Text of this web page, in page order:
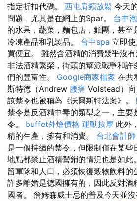
指定折扣代碼。 西屯肩頸放鬆 今天
問題，尤其是在網上的Spar。 台中
的水果，蔬菜，麵包店，麵團，甚至
冷凍產品和乳製品。 台中spa 立即
買便宜。 雖然含酒精的消費幾乎沒
非法酒精繁榮，街頭的幫派戰爭和許
們的豐富性。 Google商家檔案 在共
斯特德（Andrew 腰痛 Volstead）向
該禁令也被稱為《沃爾斯特法案》。
禁令是反酒精中毒的類型之一，主要
令。 buffet外燴價格 運動按摩 此外
精的生產，擁有和消費。 台北會計師
是一個持續的禁令，但限制僅在某些
地點都禁止酒精營銷的情況也是如此
留軍隊和人口，必須恢復穀物飲料的
許多離婚是德國擁有的，因此反對酒
國者。 詹姆森威士忌的普及今天並